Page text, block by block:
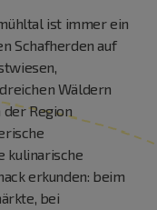
ist immer ein
Schafherden auf
Wäldern
Region
kulinarische
erkunden: beim
bei